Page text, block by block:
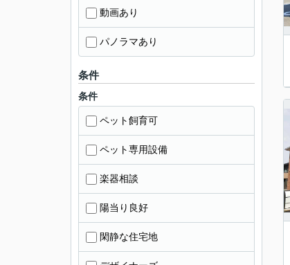
動画あり
パノラマあり
条件
条件
ペット飼育可
ペット専用設備
楽器相談
陽当り良好
閑静な住宅地